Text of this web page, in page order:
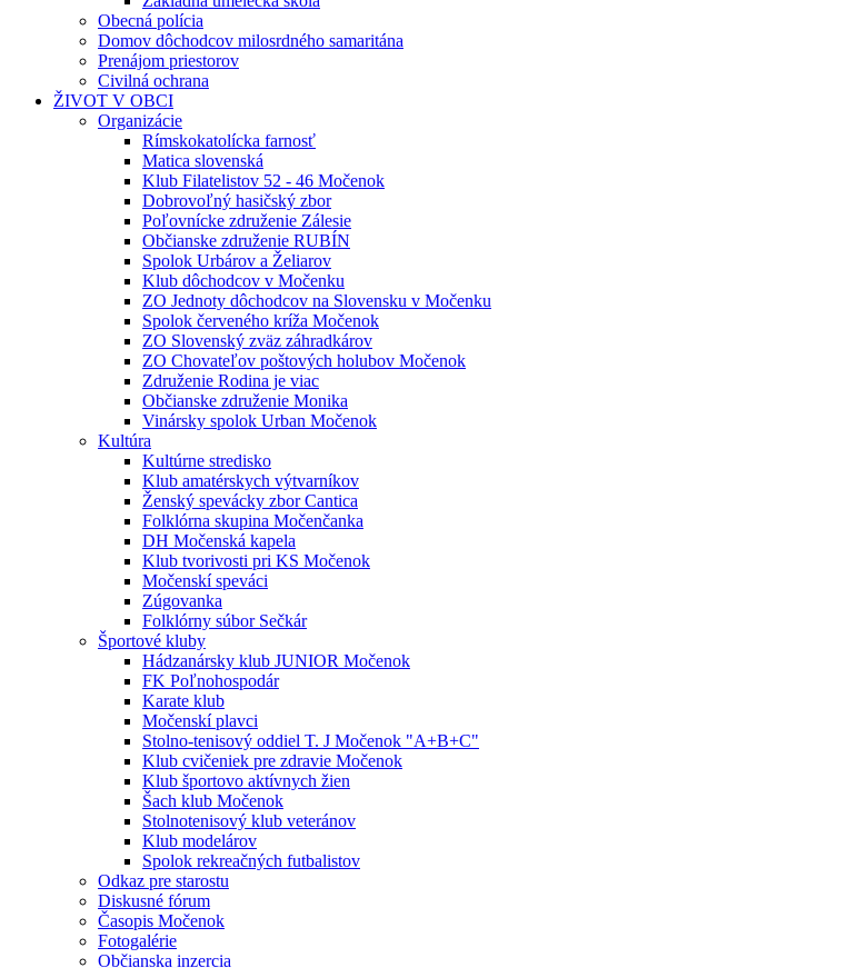
Obecná polícia
Domov dôchodcov milosrdného samaritána
Prenájom priestorov
Civilná ochrana
ŽIVOT V OBCI
Organizácie
Rímskokatolícka farnosť
Matica slovenská
Klub Filatelistov 52 - 46 Močenok
Dobrovoľný hasičský zbor
Poľovnícke združenie Zálesie
Občianske združenie RUBÍN
Spolok Urbárov a Želiarov
Klub dôchodcov v Močenku
ZO Jednoty dôchodcov na Slovensku v Močenku
Spolok červeného kríža Močenok
ZO Slovenský zväz záhradkárov
ZO Chovateľov poštových holubov Močenok
Združenie Rodina je viac
Občianske združenie Monika
Vinársky spolok Urban Močenok
Kultúra
Kultúrne stredisko
Klub amatérskych výtvarníkov
Ženský spevácky zbor Cantica
Folklórna skupina Močenčanka
DH Močenská kapela
Klub tvorivosti pri KS Močenok
Močenskí speváci
Zúgovanka
Folklórny súbor Sečkár
Športové kluby
Hádzanársky klub JUNIOR Močenok
FK Poľnohospodár
Karate klub
Močenskí plavci
Stolno-tenisový oddiel T. J Močenok "A+B+C"
Klub cvičeniek pre zdravie Močenok
Klub športovo aktívnych žien
Šach klub Močenok
Stolnotenisový klub veteránov
Klub modelárov
Spolok rekreačných futbalistov
Odkaz pre starostu
Diskusné fórum
Časopis Močenok
Fotogalérie
Občianska inzercia